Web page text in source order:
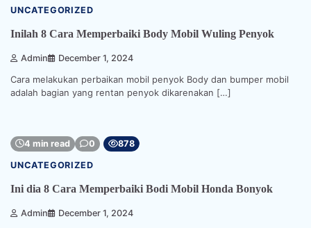
UNCATEGORIZED
Inilah 8 Cara Memperbaiki Body Mobil Wuling Penyok
Admin December 1, 2024
Cara melakukan perbaikan mobil penyok Body dan bumper mobil
adalah bagian yang rentan penyok dikarenakan […]
4 min read 0 878
UNCATEGORIZED
Ini dia 8 Cara Memperbaiki Bodi Mobil Honda Bonyok
Admin December 1, 2024